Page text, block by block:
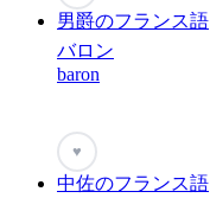
男爵のフランス語
バロン
baron
♥
中佐のフランス語